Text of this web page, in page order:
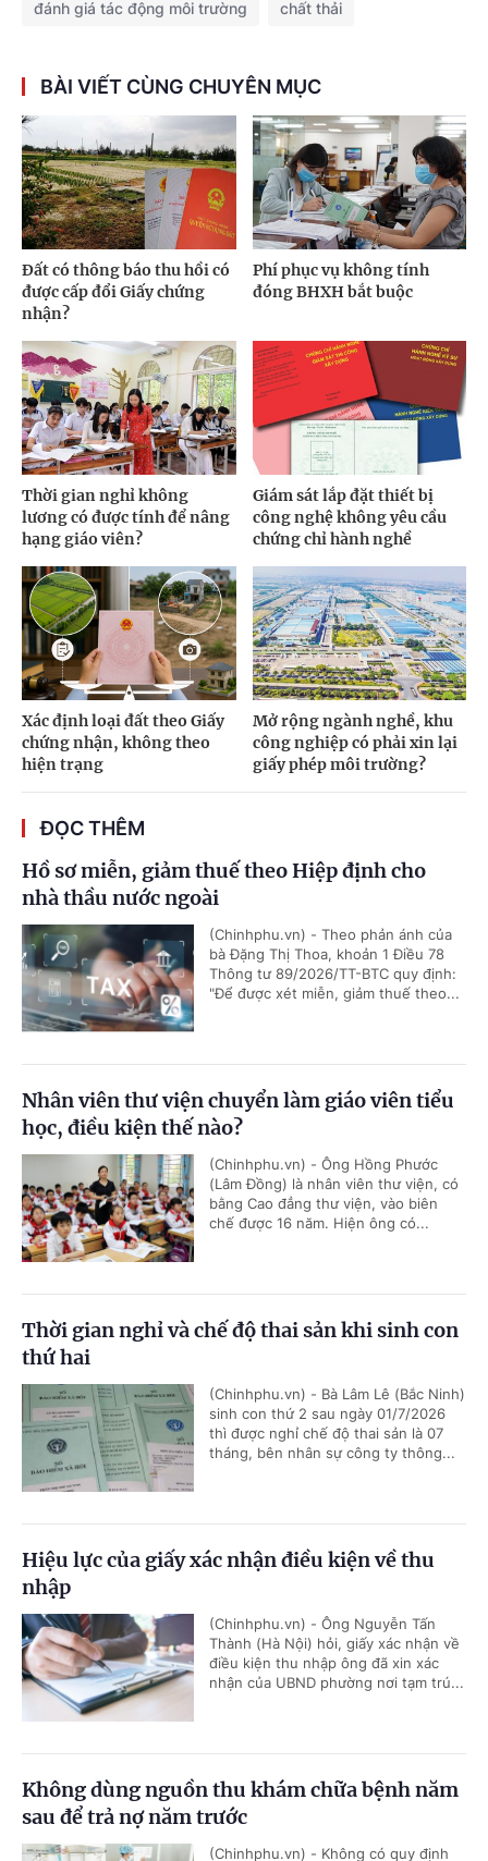
đánh giá tác động môi trường chất thải
BÀI VIẾT CÙNG CHUYÊN MỤC
Đất có thông báo thu hồi có
được cấp đổi Giấy chứng
nhận?
Phí phục vụ không tính
đóng BHXH bắt buộc
Thời gian nghỉ không
lương có được tính để nâng
hạng giáo viên?
Giám sát lắp đặt thiết bị
công nghệ không yêu cầu
chứng chỉ hành nghề
Xác định loại đất theo Giấy
chứng nhận, không theo
hiện trạng
Mở rộng ngành nghề, khu
công nghiệp có phải xin lại
giấy phép môi trường?
ĐỌC THÊM
Hồ sơ miễn, giảm thuế theo Hiệp định cho
nhà thầu nước ngoài
(Chinhphu.vn) - Theo phản ánh của
bà Đặng Thị Thoa, khoản 1 Điều 78
Thông tư 89/2026/TT-BTC quy định:
"Để được xét miễn, giảm thuế theo...
Nhân viên thư viện chuyển làm giáo viên tiểu
học, điều kiện thế nào?
(Chinhphu.vn) - Ông Hồng Phước
(Lâm Đồng) là nhân viên thư viện, có
bằng Cao đẳng thư viện, vào biên
chế được 16 năm. Hiện ông có...
Thời gian nghỉ và chế độ thai sản khi sinh con
thứ hai
(Chinhphu.vn) - Bà Lâm Lê (Bắc Ninh)
sinh con thứ 2 sau ngày 01/7/2026
thì được nghỉ chế độ thai sản là 07
tháng, bên nhân sự công ty thông...
Hiệu lực của giấy xác nhận điều kiện về thu
nhập
(Chinhphu.vn) - Ông Nguyễn Tấn
Thành (Hà Nội) hỏi, giấy xác nhận về
điều kiện thu nhập ông đã xin xác
nhận của UBND phường nơi tạm trú...
Không dùng nguồn thu khám chữa bệnh năm
sau để trả nợ năm trước
(Chinhphu.vn) - Không có quy định